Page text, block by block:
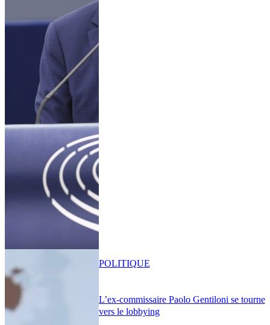
L’ex-commissaire Paolo Gentiloni se tourne
vers le lobbying
POLITIQUE